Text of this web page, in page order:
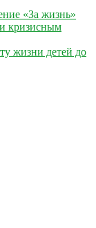
«За жизнь»
кризисным
жизни детей до